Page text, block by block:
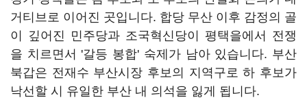
거티브로 이어진 곳입니다. 합당 무산 이후 감정의 골
이 깊어진 민주당과 조국혁신당이 평택을에서 전쟁
을 치르면서 '갈등 봉합' 숙제가 남아 있습니다. 부산
북갑은 전재수 부산시장 후보의 지역구로 하 후보가
낙선할 시 유일한 부산 내 의석을 잃게 됩니다.